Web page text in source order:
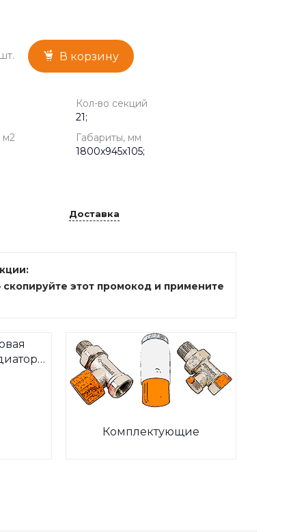
шт. В корзину
Кол-во секций
21;
м2
Габариты, мм
1800x945x105;
Доставка
скопируйте этот промокод и примените
Комплектующие